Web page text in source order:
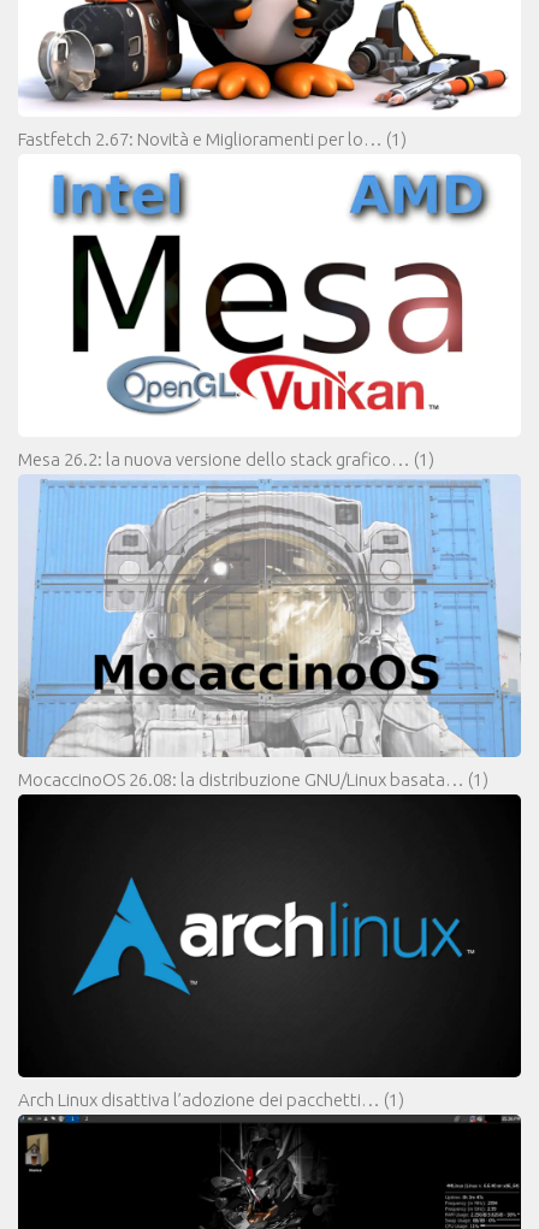
Fastfetch 2.67: Novità e Miglioramenti per lo… (1)
Mesa 26.2: la nuova versione dello stack grafico… (1)
MocaccinoOS 26.08: la distribuzione GNU/Linux basata… (1)
Arch Linux disattiva l’adozione dei pacchetti… (1)